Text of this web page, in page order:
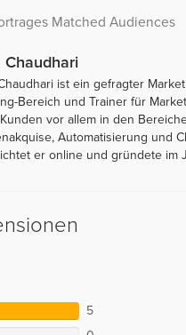
Matched Audiences
Chaudhari
ist ein gefragter
Bereich und Trainer für
vor allem in den
Automatisierung und
er online und gründete im
5